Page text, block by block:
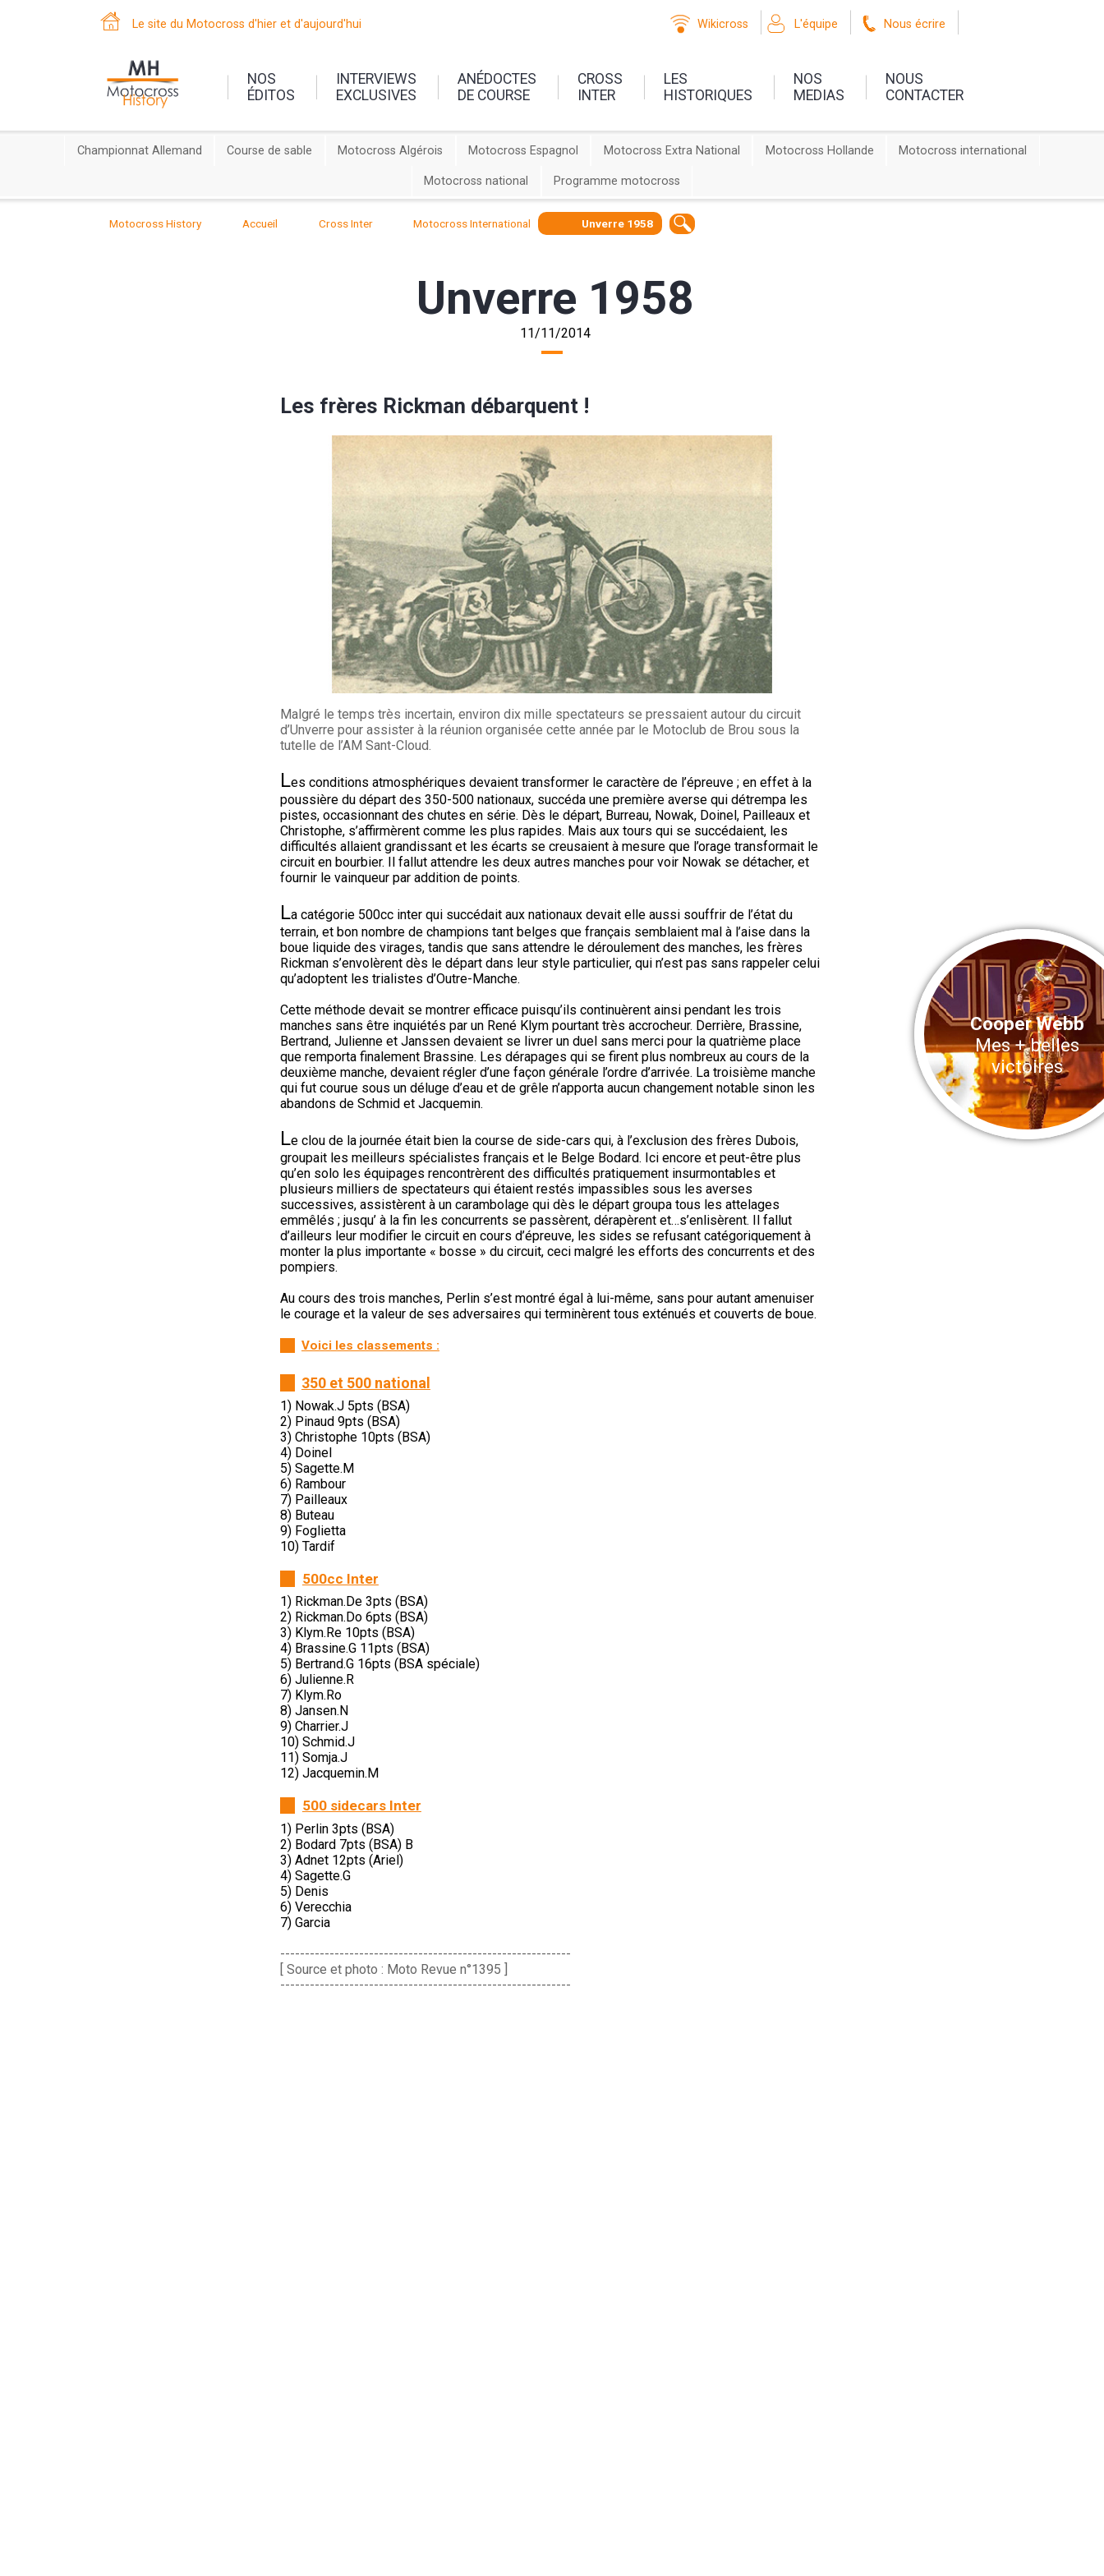
Le site du Motocross d'hier et d'aujourd'hui Wikicross L'équipe Nous écrire
NOS
ÉDITOS
INTERVIEWS
EXCLUSIVES
ANÉDOCTES
DE COURSE
CROSS
INTER
LES
HISTORIQUES
NOS
MEDIAS
NOUS
CONTACTER
Cooper Webb
Mes + belles
victoires
Championnat Allemand Course de sable Motocross Algérois Motocross Espagnol Motocross Extra National Motocross Hollande Motocross international
Motocross national Programme motocross
Motocross History Accueil Cross Inter Motocross International Unverre 1958
Unverre 1958
11/11/2014
Les frères Rickman débarquent !
Malgré le temps très incertain, environ dix mille spectateurs se pressaient autour du circuit
d’Unverre pour assister à la réunion organisée cette année par le Motoclub de Brou sous la
tutelle de l’AM Sant-Cloud.
Les conditions atmosphériques devaient transformer le caractère de l’épreuve ; en effet à la
poussière du départ des 350-500 nationaux, succéda une première averse qui détrempa les
pistes, occasionnant des chutes en série. Dès le départ, Burreau, Nowak, Doinel, Pailleaux et
Christophe, s’affirmèrent comme les plus rapides. Mais aux tours qui se succédaient, les
difficultés allaient grandissant et les écarts se creusaient à mesure que l’orage transformait le
circuit en bourbier. Il fallut attendre les deux autres manches pour voir Nowak se détacher, et
fournir le vainqueur par addition de points.
La catégorie 500cc inter qui succédait aux nationaux devait elle aussi souffrir de l’état du
terrain, et bon nombre de champions tant belges que français semblaient mal à l’aise dans la
boue liquide des virages, tandis que sans attendre le déroulement des manches, les frères
Rickman s’envolèrent dès le départ dans leur style particulier, qui n’est pas sans rappeler celui
qu’adoptent les trialistes d’Outre-Manche.
Cette méthode devait se montrer efficace puisqu’ils continuèrent ainsi pendant les trois
manches sans être inquiétés par un René Klym pourtant très accrocheur. Derrière, Brassine,
Bertrand, Julienne et Janssen devaient se livrer un duel sans merci pour la quatrième place
que remporta finalement Brassine. Les dérapages qui se firent plus nombreux au cours de la
deuxième manche, devaient régler d’une façon générale l’ordre d’arrivée. La troisième manche
qui fut courue sous un déluge d’eau et de grêle n’apporta aucun changement notable sinon les
abandons de Schmid et Jacquemin.
Le clou de la journée était bien la course de side-cars qui, à l’exclusion des frères Dubois,
groupait les meilleurs spécialistes français et le Belge Bodard. Ici encore et peut-être plus
qu’en solo les équipages rencontrèrent des difficultés pratiquement insurmontables et
plusieurs milliers de spectateurs qui étaient restés impassibles sous les averses
successives, assistèrent à un carambolage qui dès le départ groupa tous les attelages
emmêlés ; jusqu’ à la fin les concurrents se passèrent, dérapèrent et…s’enlisèrent. Il fallut
d’ailleurs leur modifier le circuit en cours d’épreuve, les sides se refusant catégoriquement à
monter la plus importante « bosse » du circuit, ceci malgré les efforts des concurrents et des
pompiers.
Au cours des trois manches, Perlin s’est montré égal à lui-même, sans pour autant amenuiser
le courage et la valeur de ses adversaires qui terminèrent tous exténués et couverts de boue.
Voici les classements :
350 et 500 national
1) Nowak.J 5pts (BSA)
2) Pinaud 9pts (BSA)
3) Christophe 10pts (BSA)
4) Doinel
5) Sagette.M
6) Rambour
7) Pailleaux
8) Buteau
9) Foglietta
10) Tardif
500cc Inter
1) Rickman.De 3pts (BSA)
2) Rickman.Do 6pts (BSA)
3) Klym.Re 10pts (BSA)
4) Brassine.G 11pts (BSA)
5) Bertrand.G 16pts (BSA spéciale)
6) Julienne.R
7) Klym.Ro
8) Jansen.N
9) Charrier.J
10) Schmid.J
11) Somja.J
12) Jacquemin.M
500 sidecars Inter
1) Perlin 3pts (BSA)
2) Bodard 7pts (BSA) B
3) Adnet 12pts (Ariel)
4) Sagette.G
5) Denis
6) Verecchia
7) Garcia
-----------------------------------------------------------
[ Source et photo : Moto Revue n°1395 ]
-----------------------------------------------------------